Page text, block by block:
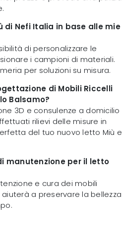
di Nefi Italia in base alle mie
di personalizzare le
i campioni di materiali.
per soluzioni su misura.
di Mobili Riccelli
Balsamo?
3D e consulenze a domicilio
rilievi delle misure in
del tuo nuovo letto Miù e
manutenzione per il letto
e cura dei mobili
a preservare la bellezza